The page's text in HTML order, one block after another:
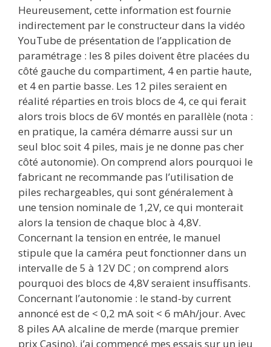
Heureusement, cette information est fournie
indirectement par le constructeur dans la vidéo
YouTube de présentation de l’application de
paramétrage : les 8 piles doivent être placées du
côté gauche du compartiment, 4 en partie haute,
et 4 en partie basse. Les 12 piles seraient en
réalité réparties en trois blocs de 4, ce qui ferait
alors trois blocs de 6V montés en parallèle (nota :
en pratique, la caméra démarre aussi sur un
seul bloc soit 4 piles, mais je ne donne pas cher
côté autonomie). On comprend alors pourquoi le
fabricant ne recommande pas l’utilisation de
piles rechargeables, qui sont généralement à
une tension nominale de 1,2V, ce qui monterait
alors la tension de chaque bloc à 4,8V.
Concernant la tension en entrée, le manuel
stipule que la caméra peut fonctionner dans un
intervalle de 5 à 12V DC ; on comprend alors
pourquoi des blocs de 4,8V seraient insuffisants.
Concernant l’autonomie : le stand-by current
annoncé est de < 0,2 mA soit < 6 mAh/jour. Avec
8 piles AA alcaline de merde (marque premier
prix Casino), j’ai commencé mes essais sur un jeu